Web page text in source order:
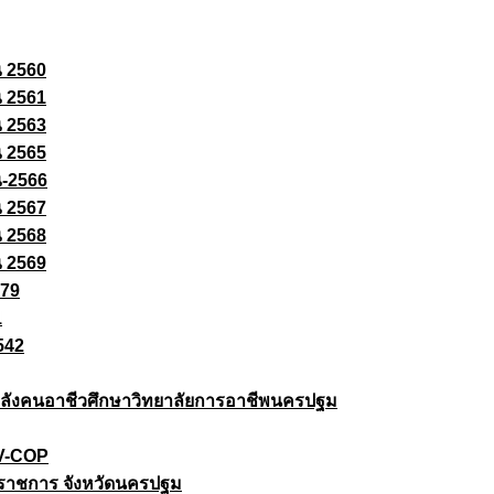
2560
2561
2563
2565
2566
2567
2568
2569
งคนอาชีวศึกษาวิทยาลัยการอาชีพนครปฐม
COP
าชการ จังหวัดนครปฐม